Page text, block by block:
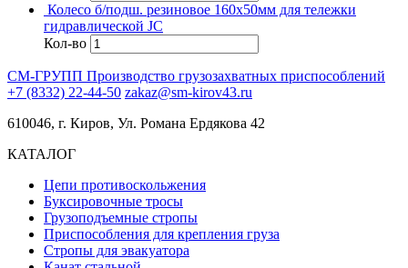
Колесо б/подш. резиновое 160х50мм для тележки
гидравлической JC
Кол-во
СМ-ГРУПП Производство грузозахватных приспособлений
+7 (8332) 22-44-50 zakaz@sm-kirov43.ru
610046, г. Киров, Ул. Романа Ердякова 42
КАТАЛОГ
Цепи противоскольжения
Буксировочные тросы
Грузоподъемные стропы
Приспособления для крепления груза
Стропы для эвакуатора